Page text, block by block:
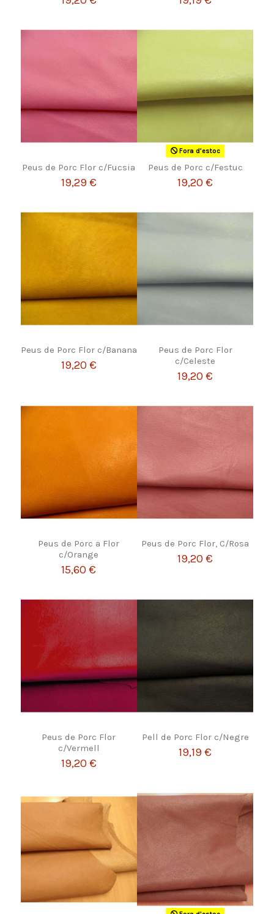
Peus de Porc Flor c/Fucsia
19,29 €
Fora d'estoc
Peus de Porc c/Festuc
19,20 €
Peus de Porc Flor c/Banana
19,20 €
Peus de Porc Flor
c/Celeste
19,20 €
Peus de Porc a Flor
c/Orange
15,60 €
Peus de Porc Flor, C/Rosa
19,20 €
Peus de Porc Flor
c/Vermell
19,20 €
Pell de Porc Flor c/Negre
19,19 €